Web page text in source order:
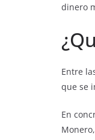
dinero
Entre
que se
En